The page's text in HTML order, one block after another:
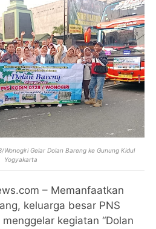
Gelar Dolan Bareng ke Gunung Kidul
Yogyakarta
– Memanfaatkan
keluarga besar PNS
kegiatan “Dolan